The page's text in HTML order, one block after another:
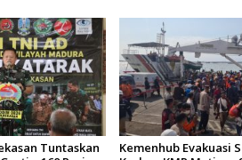
Tuntaskan
Kemenhub Evakuasi